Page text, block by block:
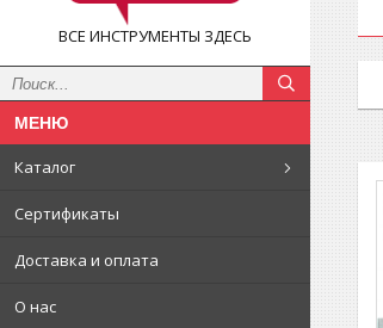
ВСЕ ИНСТРУМЕНТЫ ЗДЕСЬ
Каталог
Сертификаты
Доставка и оплата
О нас